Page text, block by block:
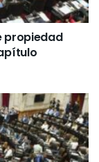
propiedad